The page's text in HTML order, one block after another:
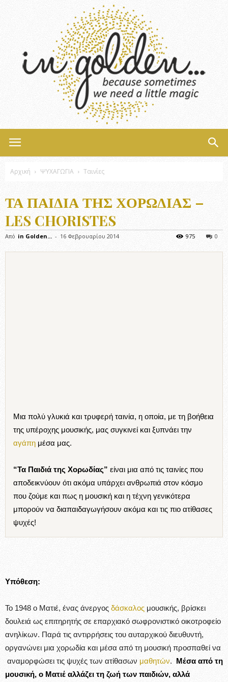
Αρχική ΨΥΧΑΓΩΓΙΑ Ταινίες
ΤΑ ΠΑΙΔΙΆ ΤΗΣ ΧΟΡΩΔΊΑΣ –
LES CHORISTES
Από in Golden... - 16 Φεβρουαρίου 2014 0
975
Μια πολύ γλυκιά και τρυφερή ταινία, η οποία, με τη βοήθεια
της υπέροχης μουσικής, μας συγκινεί και ξυπνάει την
αγάπη μέσα μας.
“Τα Παιδιά της Χορωδίας” είναι μια από τις ταινίες που
αποδεικνύουν ότι ακόμα υπάρχει ανθρωπιά στον κόσμο
που ζούμε και πως η μουσική και η τέχνη γενικότερα
μπορούν να διαπαιδαγωγήσουν ακόμα και τις πιο ατίθασες
ψυχές!
Υπόθεση:
Το 1948 ο Ματιέ, ένας άνεργος δάσκαλος μουσικής, βρίσκει
δουλειά ως επιτηρητής σε επαρχιακό σωφρονιστικό οικοτροφείο
ανηλίκων. Παρά τις αντιρρήσεις του αυταρχικού διευθυντή,
οργανώνει μια χορωδία και μέσα από τη μουσική προσπαθεί να
αναμορφώσει τις ψυχές των ατίθασων μαθητών. Μέσα από τη
μουσική, ο Ματιέ αλλάζει τη ζωή των παιδιών, αλλά